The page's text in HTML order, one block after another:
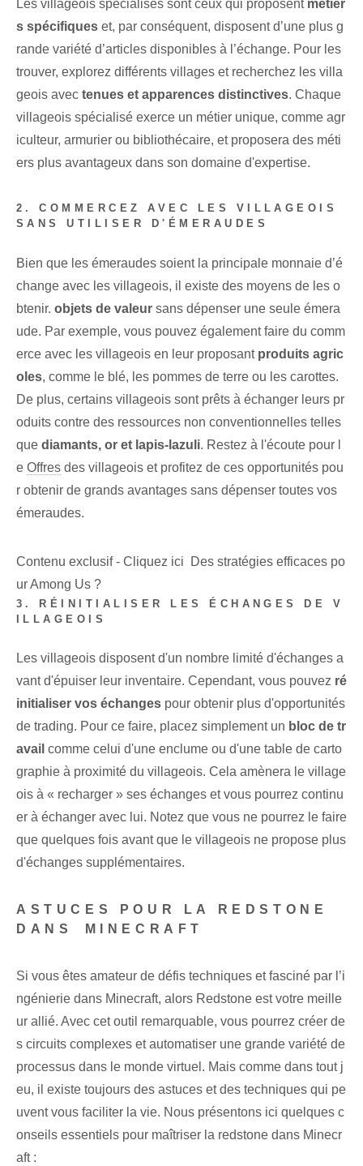
Les villageois spécialisés sont ceux qui proposent métier
s spécifiques et, par conséquent, disposent d’une plus g
rande variété d’articles disponibles à l’échange. Pour les
trouver, explorez différents villages et recherchez les villa
geois avec tenues et apparences distinctives. Chaque
villageois spécialisé exerce un métier unique, comme agr
iculteur, armurier ou bibliothécaire, et proposera des méti
ers plus avantageux dans son domaine d'expertise.
2. COMMERCEZ AVEC LES VILLAGEOIS
SANS UTILISER D'ÉMERAUDES
Bien que les émeraudes soient la principale monnaie d’é
change avec les villageois, il existe des moyens de les o
btenir. objets de valeur sans dépenser une seule⁤ émera
ude. Par exemple, vous pouvez également faire du comm
erce avec les villageois en leur proposant produits agric
oles, comme le blé, les pommes de terre ou les carottes.
De plus, certains villageois sont prêts à échanger leurs pr
oduits contre des ressources non conventionnelles telles
que diamants, or et lapis-lazuli. Restez à l'écoute pour l
e Offres des villageois et profitez de ces opportunités pou
r obtenir de grands avantages sans dépenser toutes vos
émeraudes.
Contenu exclusif - Cliquez ici Des stratégies efficaces po
ur Among Us ?
3. RÉINITIALISER LES ÉCHANGES DE V
ILLAGEOIS
Les villageois disposent d'un nombre limité d'échanges a
vant d'épuiser leur inventaire. Cependant, vous pouvez⁤ ré
initialiser vos échanges pour obtenir plus⁢ d'opportunités
de trading. Pour ce faire, placez simplement un bloc de tr
avail comme celui d'une enclume ou d'une table de carto
graphie à proximité du villageois. ⁣Cela amènera le village
ois à « recharger » ses échanges et vous pourrez continu
er à échanger avec lui. Notez que vous ne pourrez le faire
que quelques fois avant que le villageois ne propose plus
d'échanges supplémentaires.
ASTUCES POUR LA REDSTONE
DANS⁤ MINECRAFT
Si vous êtes amateur de défis techniques et fasciné par l’i
ngénierie dans Minecraft, alors Redstone est votre meille
ur allié. Avec cet outil remarquable, vous pourrez créer de
s circuits complexes et automatiser une grande variété de
processus dans le monde virtuel. Mais comme dans tout j
eu, il existe toujours des astuces et des techniques qui pe
uvent vous faciliter la vie. Nous présentons ici quelques c
onseils essentiels pour maîtriser la redstone dans Minecr
aft :